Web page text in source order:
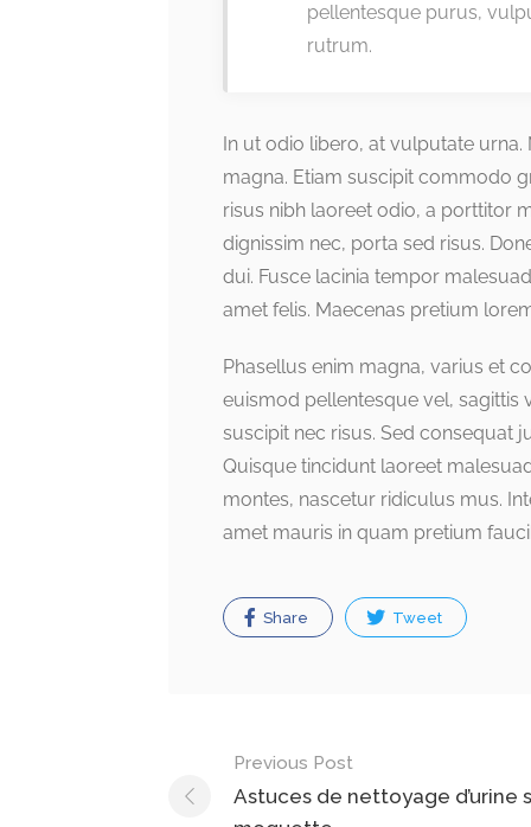
pellentesque purus,
rutrum.
In ut odio libero, at vulputate
magna. Etiam suscipit commodo
risus nibh laoreet odio, a porttitor
dignissim nec, porta sed risus.
dui. Fusce lacinia tempor
amet felis. Maecenas pretium
Phasellus enim magna, varius et
euismod pellentesque vel, sagittis
suscipit nec risus. Sed consequat
Quisque tincidunt laoreet
montes, nascetur ridiculus mus.
amet mauris in quam pretium
Share Tweet
Post
navigation
Previous Post
Astuces de nettoyage d’urine